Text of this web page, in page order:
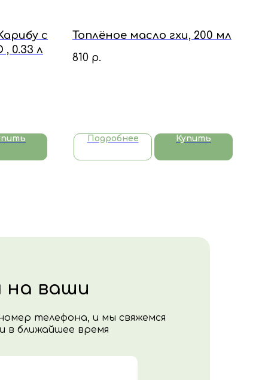
с
0.33 л
Топлёное масло гхи, 200 мл
810 р.
Подробнее Купить
ваши
телефона, и мы свяжемся
в ближайшее время